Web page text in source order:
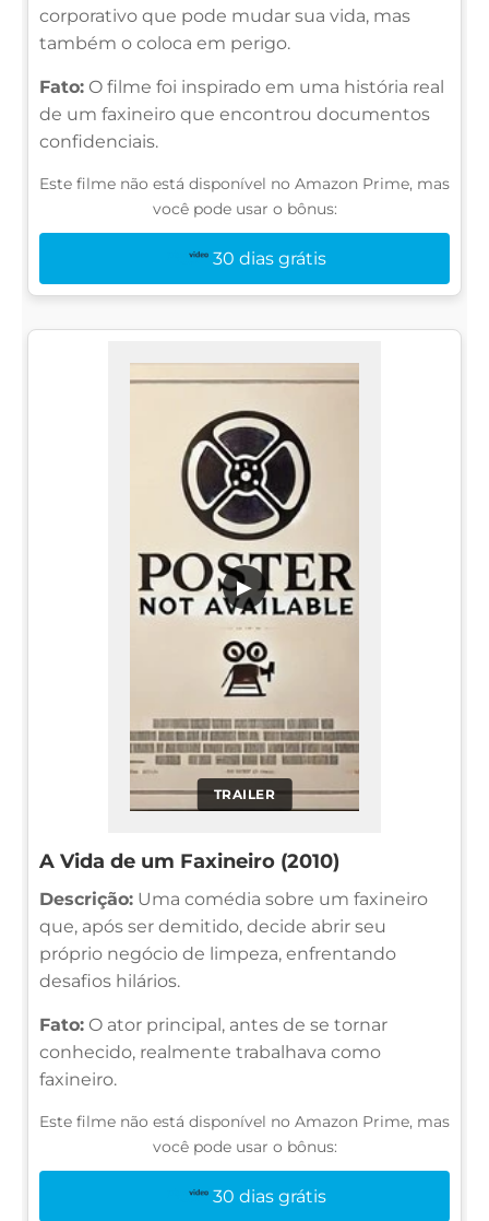
corporativo que pode mudar sua vida, mas
também o coloca em perigo.
Fato: O filme foi inspirado em uma história real
de um faxineiro que encontrou documentos
confidenciais.
Este filme não está disponível no Amazon Prime, mas
você pode usar o bônus:
30 dias grátis
TRAILER
▶
A Vida de um Faxineiro (2010)
Descrição: Uma comédia sobre um faxineiro
que, após ser demitido, decide abrir seu
próprio negócio de limpeza, enfrentando
desafios hilários.
Fato: O ator principal, antes de se tornar
conhecido, realmente trabalhava como
faxineiro.
Este filme não está disponível no Amazon Prime, mas
você pode usar o bônus:
30 dias grátis